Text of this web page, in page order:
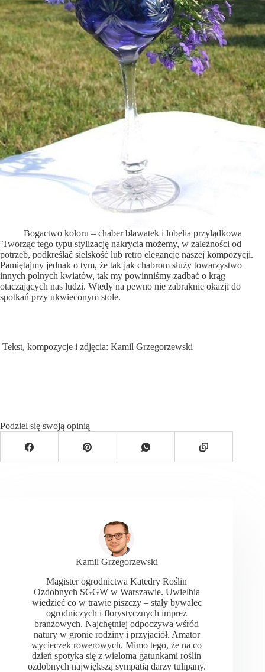
Bogactwo koloru – chaber bławatek i lobelia przylądkowa
Tworząc tego typu stylizację nakrycia możemy, w zależności od
potrzeb, podkreślać sielskość lub retro elegancję naszej kompozycji.
Pamiętajmy jednak o tym, że tak jak chabrom służy towarzystwo
innych polnych kwiatów, tak my powinniśmy zadbać o krąg
otaczających nas ludzi. Wtedy na pewno nie zabraknie okazji do
spotkań przy ukwieconym stole.
Tekst, kompozycje i zdjęcia: Kamil Grzegorzewski
Podziel się swoją opinią
Kamil Grzegorzewski
Magister ogrodnictwa Katedry Roślin
Ozdobnych SGGW w Warszawie. Uwielbia
wiedzieć co w trawie piszczy – stały bywalec
ogrodniczych i florystycznych imprez
branżowych. Najchętniej odpoczywa wśród
natury w gronie rodziny i przyjaciół. Amator
wycieczek rowerowych. Mimo tego, że na co
dzień spotyka się z wieloma gatunkami roślin
ozdobnych największą sympatią darzy tulipany.